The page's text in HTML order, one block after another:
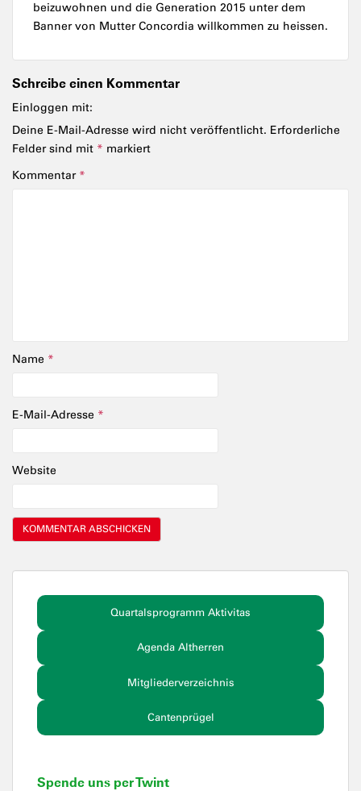
beizuwohnen und die Generation 2015 unter dem
Banner von Mutter Concordia willkommen zu heissen.
Schreibe einen Kommentar
Einloggen mit:
Deine E-Mail-Adresse wird nicht veröffentlicht. Erforderliche
Felder sind mit * markiert
Kommentar *
Name *
E-Mail-Adresse *
Website
Quartalsprogramm Aktivitas
Agenda Altherren
Mitgliederverzeichnis
Cantenprügel
Spende uns per Twint